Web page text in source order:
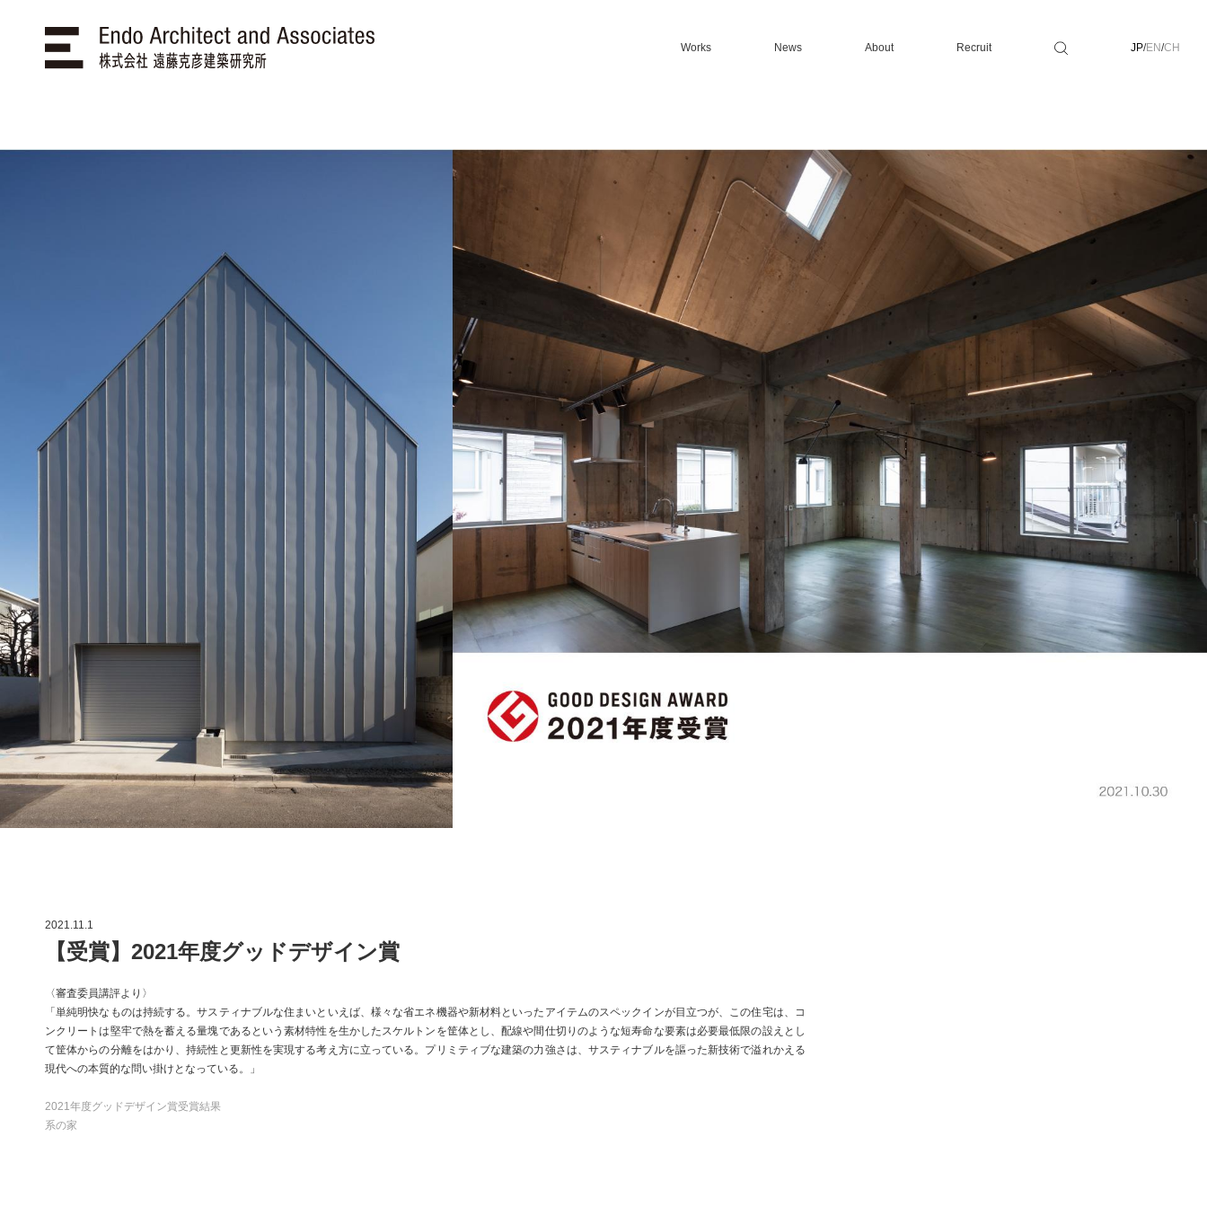
Works News About Recruit JP/EN/CH
2021.11.1
【受賞】2021年度グッドデザイン賞
〈審査委員講評より〉
「単純明快なものは持続する。サスティナブルな住まいといえば、様々な省エネ機器や新材料といったアイテムのスペックインが目立つが、この住宅は、コ
ンクリートは堅牢で熱を蓄える量塊であるという素材特性を生かしたスケルトンを筐体とし、配線や間仕切りのような短寿命な要素は必要最低限の設えとし
て筐体からの分離をはかり、持続性と更新性を実現する考え方に立っている。プリミティブな建築の力強さは、サスティナブルを謳った新技術で溢れかえる
現代への本質的な問い掛けとなっている。」
2021年度グッドデザイン賞受賞結果
系の家